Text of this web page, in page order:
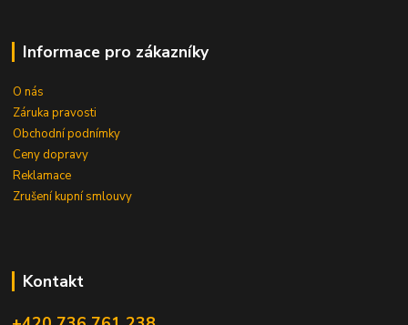
Informace pro zákazníky
O nás
Záruka pravosti
Obchodní podnímky
Ceny dopravy
Reklamace
Zrušení kupní smlouvy
Kontakt